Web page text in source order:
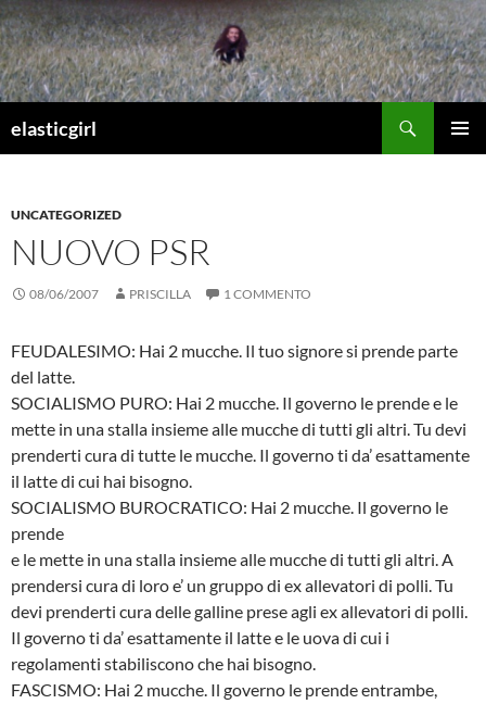
Vai
al
contenuto
elasticgirl
UNCATEGORIZED
NUOVO PSR
08/06/2007 PRISCILLA 1 COMMENTO
FEUDALESIMO: Hai 2 mucche. Il tuo signore si prende parte
del latte.
SOCIALISMO PURO: Hai 2 mucche. Il governo le prende e le
mette in una stalla insieme alle mucche di tutti gli altri. Tu devi
prenderti cura di tutte le mucche. Il governo ti da’ esattamente
il latte di cui hai bisogno.
SOCIALISMO BUROCRATICO: Hai 2 mucche. Il governo le
prende
e le mette in una stalla insieme alle mucche di tutti gli altri. A
prendersi cura di loro e’ un gruppo di ex allevatori di polli. Tu
devi prenderti cura delle galline prese agli ex allevatori di polli.
Il governo ti da’ esattamente il latte e le uova di cui i
regolamenti stabiliscono che hai bisogno.
FASCISMO: Hai 2 mucche. Il governo le prende entrambe,